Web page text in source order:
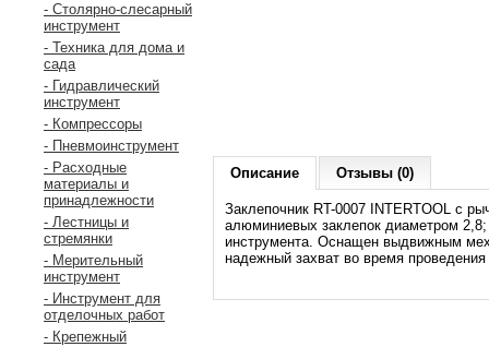
- Столярно-слесарный
инструмент
- Техника для дома и
сада
- Гидравлический
инструмент
- Компрессоры
- Пневмоинструмент
- Расходные
материалы и
принадлежности
- Лестницы и
стремянки
- Мерительный
инструмент
- Инструмент для
отделочных работ
- Крепежный
Описание Отзывы (0)
Заклепочник RT-0007 INTERTOOL с
алюминиевых заклепок диаметром 2,8;
инструмента. Оснащен выдвижным
надежный захват во время проведения